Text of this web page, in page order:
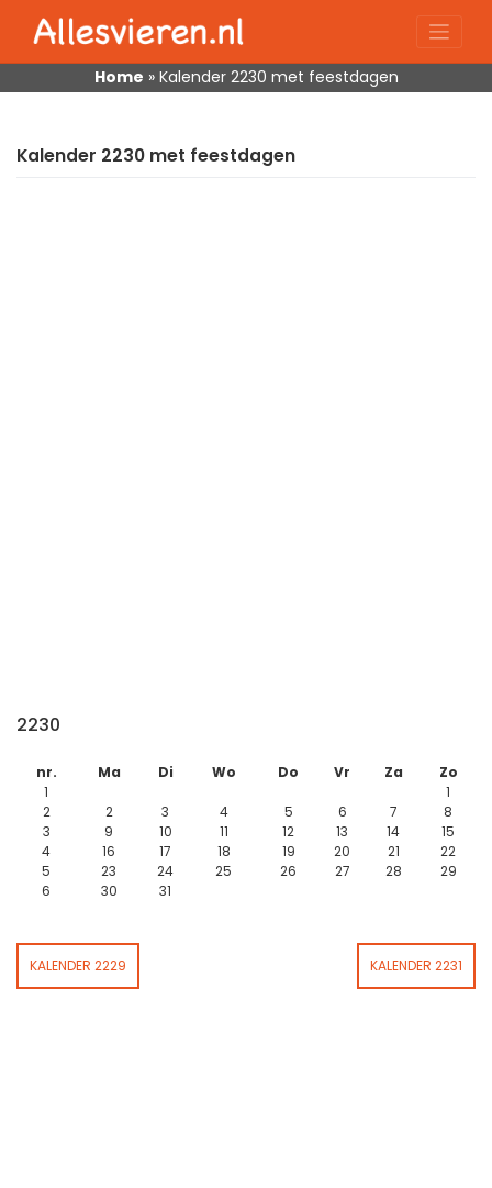
content
Home » Kalender 2230 met feestdagen
Kalender 2230 met feestdagen
2230
nr. Ma Di Wo Do Vr Za
Zo
1
1
2
2 3 4 5 6 7
8
3
9 10 11 12 13 14
15
4
16 17 18 19 20 21
22
5
23 24 25 26 27 28
29
6
30 31
KALENDER 2229 KALENDER 2231